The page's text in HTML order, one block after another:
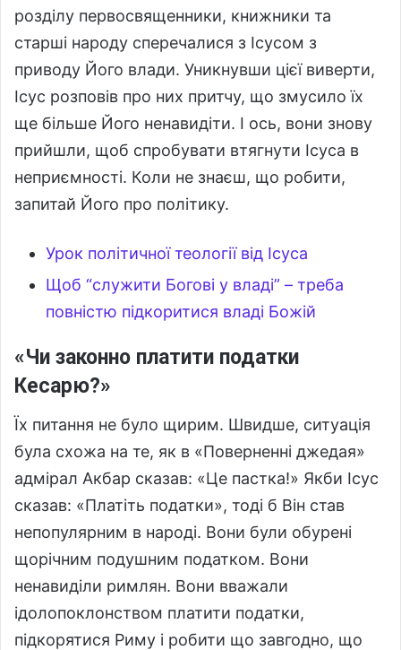
розділу первосвященники, книжники та
старші народу сперечалися з Ісусом з
приводу Його влади. Уникнувши цієї виверти,
Ісус розповів про них притчу, що змусило їх
ще більше Його ненавидіти. І ось, вони знову
прийшли, щоб спробувати втягнути Ісуса в
неприємності. Коли не знаєш, що робити,
запитай Його про політику.
Урок політичної теології від Ісуса
Щоб “служити Богові у владі” – треба
повністю підкоритися владі Божій
«Чи законно платити податки
Кесарю?»
Їх питання не було щирим. Швидше, ситуація
була схожа на те, як в «Поверненні джедая»
адмірал Акбар сказав: «Це пастка!» Якби Ісус
сказав: «Платіть податки», тоді б Він став
непопулярним в народі. Вони були обурені
щорічним подушним податком. Вони
ненавиділи римлян. Вони вважали
ідолопоклонством платити податки,
підкорятися Риму і робити що завгодно, що